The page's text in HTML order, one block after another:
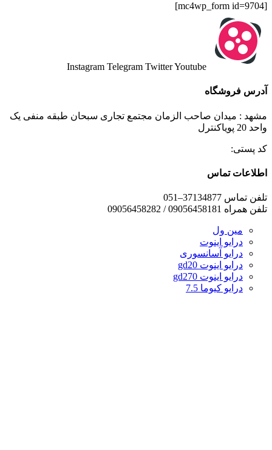
[mc4wp_form id=9704]
Instagram Telegram TwitterYoutube
آدرس فروشگاه
مشهد : میدان صاحب الزمان مجتمع تجاری سبحان طبقه منفی یک
واحد 20 پویاکنترل
کد پستی:
اطلاعات تماس
تلفن تماس 37134877–051
تلفن همراه 09056458181 / 09056458282
مین ول
درایو اینوت
درایو آسانسوری
درایو اینوت gd20
درایو اینوت gd270
درایو کیوما 7.5